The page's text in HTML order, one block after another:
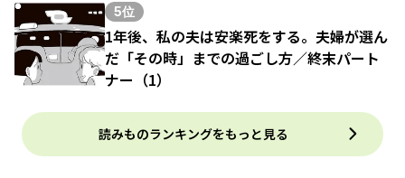
5位
1年後、私の夫は安楽死をする。夫婦が選ん
だ「その時」までの過ごし方／終末パート
ナー（1）
読みものランキングをもっと見る